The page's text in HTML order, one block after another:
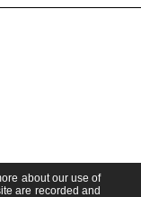
about our use of
are recorded and